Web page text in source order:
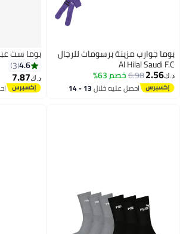
بوما جوارب مزينة برسومات للرجال
Al Hilal Saudi F.C
د.ك‏2.56
6.98خصم 63%
احصل عليه خلال 13 - 14
بوما ست
4.6
3
د.ك‏7.87